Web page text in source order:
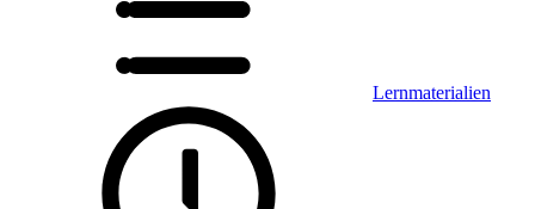
Lernmaterialien